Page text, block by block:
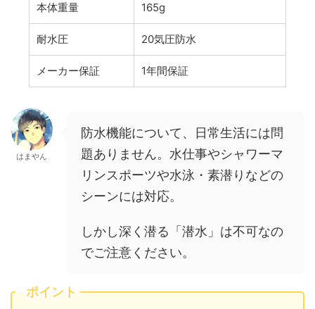
本体重量 165g
耐水圧 20気圧防水
メーカー保証 1年間保証
はまやん
防水機能について、日常生活には問
題ありません。水仕事やシャワーマ
リンスポーツや水泳・素潜りなどの
シーンには対応。
しかし深く潜る「潜水」は不可なの
でご注意ください。
ポイント